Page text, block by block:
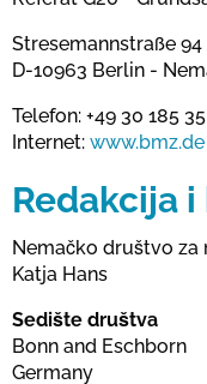
Stresemannstraße 94
D-10963 Berlin -
Telefon: +49 30 185
Internet: www.bmz.de
Redakcija
Nemačko društvo za
Katja Hans
Sedište društva
Bonn and Eschborn
Germany